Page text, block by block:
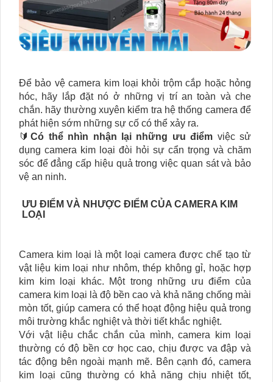
Để bảo vệ camera kim loại khỏi trộm cắp hoặc hỏng
hóc, hãy lắp đặt nó ở những vị trí an toàn và che
chắn. hãy thường xuyên kiểm tra hệ thống camera để
phát hiện sớm những sự cố có thể xảy ra.
🔰Có thể nhìn nhận lại những ưu điểm việc sử
dụng camera kim loại đòi hỏi sự cẩn trọng và chăm
sóc để đẳng cấp hiệu quả trong việc quan sát và bảo
vệ an ninh.
ƯU ĐIỂM VÀ NHƯỢC ĐIỂM CỦA CAMERA KIM
LOẠI
Camera kim loại là một loại camera được chế tạo từ
vật liệu kim loại như nhôm, thép không gỉ, hoặc hợp
kim kim loại khác. Một trong những ưu điểm của
camera kim loại là độ bền cao và khả năng chống mài
mòn tốt, giúp camera có thể hoạt động hiệu quả trong
môi trường khắc nghiệt và thời tiết khắc nghiệt.
Với vật liệu chắc chắn của mình, camera kim loại
thường có độ bền cơ học cao, chịu được va đập và
tác động bên ngoài mạnh mẽ. Bên cạnh đó, camera
kim loại cũng thường có khả năng chịu nhiệt tốt,